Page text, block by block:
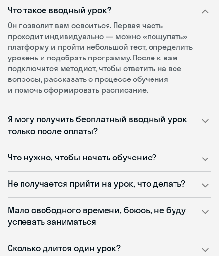
Что такое вводный урок?
Он позволит вам освоиться. Первая часть
проходит индивидуально — можно «пощупать»
платформу и пройти небольшой тест, определить
уровень и подобрать программу. После к вам
подключится методист, чтобы ответить на все
вопросы, рассказать о процессе обучения
и помочь сформировать расписание.
Я могу получить бесплатный вводный урок
только после оплаты?
Что нужно, чтобы начать обучение?
Не получается прийти на урок, что делать?
Мало свободного времени, боюсь, не буду
успевать заниматься
Сколько длится один урок?